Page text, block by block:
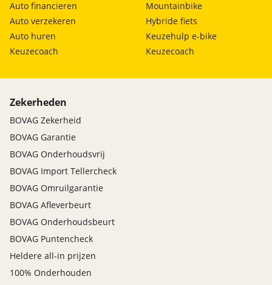
Auto financieren
Auto verzekeren
Auto huren
Keuzecoach
Mountainbike
Hybride fiets
Keuzehulp e-bike
Keuzecoach
Zekerheden
BOVAG Zekerheid
BOVAG Garantie
BOVAG Onderhoudsvrij
BOVAG Import Tellercheck
BOVAG Omruilgarantie
BOVAG Afleverbeurt
BOVAG Onderhoudsbeurt
BOVAG Puntencheck
Heldere all-in prijzen
100% Onderhouden